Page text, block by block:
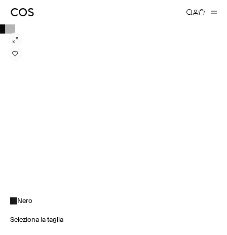
Nero
Seleziona la taglia